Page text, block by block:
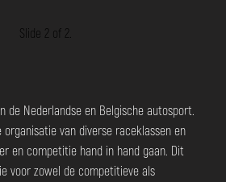
Slide 2 of 2.
de Nederlandse en Belgische autosport.
van diverse raceklassen en
en competitie hand in hand gaan. Dit
voor zowel de competitieve als